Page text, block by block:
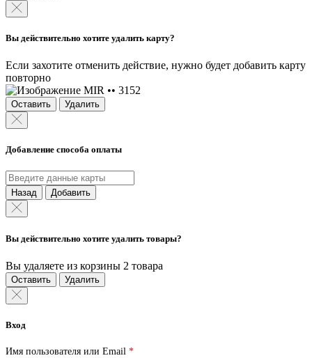
Вы действительно хотите удалить карту?
Если захотите отменить действие, нужно будет добавить карту
повторно
MIR •• 3152
Оставить Удалить
Добавление способа оплаты
Назад Добавить
Вы действительно хотите удалить товары?
Вы удаляете из корзины 2 товара
Оставить Удалить
Вход
Имя пользователя или Email *Обязательно